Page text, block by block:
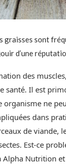
graisses sont
d’une
des
santé. Il est
organisme ne
dans
de viande,
Est-ce
Alpha Nutrition